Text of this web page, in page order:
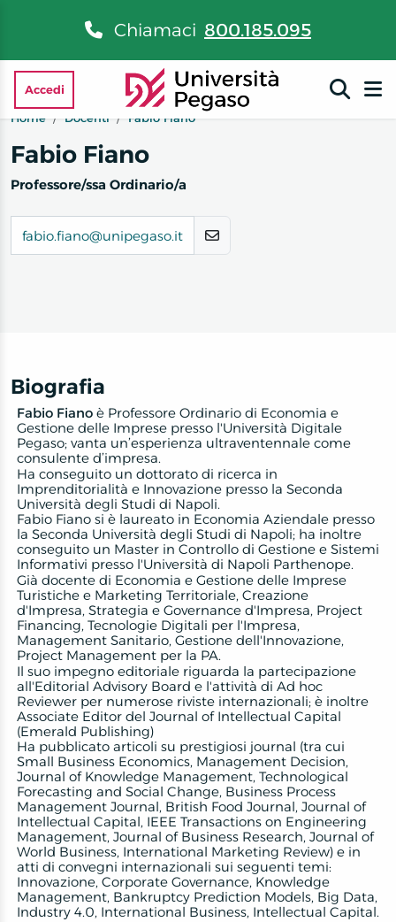
Chiamaci 800.185.095
Accedi
Home
Docenti Fabio Fiano
Fabio Fiano
Professore/ssa Ordinario/a
fabio.fiano@unipegaso.it
Biografia
Fabio Fiano è Professore Ordinario di Economia e
Gestione delle Imprese presso l'Università Digitale
Pegaso; vanta un’esperienza ultraventennale come
consulente d’impresa.
Ha conseguito un dottorato di ricerca in
Imprenditorialità e Innovazione presso la Seconda
Università degli Studi di Napoli.
Fabio Fiano si è laureato in Economia Aziendale presso
la Seconda Università degli Studi di Napoli; ha inoltre
conseguito un Master in Controllo di Gestione e Sistemi
Informativi presso l'Università di Napoli Parthenope.
Già docente di Economia e Gestione delle Imprese
Turistiche e Marketing Territoriale, Creazione
d'Impresa, Strategia e Governance d'Impresa, Project
Financing, Tecnologie Digitali per l'Impresa,
Management Sanitario, Gestione dell'Innovazione,
Project Management per la PA.
Il suo impegno editoriale riguarda la partecipazione
all'Editorial Advisory Board e l'attività di Ad hoc
Reviewer per numerose riviste internazionali; è inoltre
Associate Editor del Journal of Intellectual Capital
(Emerald Publishing)
Ha pubblicato articoli su prestigiosi journal (tra cui
Small Business Economics, Management Decision,
Journal of Knowledge Management, Technological
Forecasting and Social Change, Business Process
Management Journal, British Food Journal, Journal of
Intellectual Capital, IEEE Transactions on Engineering
Management, Journal of Business Research, Journal of
World Business, International Marketing Review) e in
atti di convegni internazionali sui seguenti temi:
Innovazione, Corporate Governance, Knowledge
Management, Bankruptcy Prediction Models, Big Data,
Industry 4.0, International Business, Intellectual Capital.